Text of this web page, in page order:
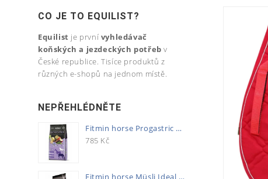
CO JE TO EQUILIST?
Equilist je první vyhledávač
koňských a jezdeckých potřeb v
České republice. Tisíce produktů z
různých e-shopů na jednom místě.
NEPŘEHLÉDNĚTE
Fitmin horse Progastric 20kg
785 Kč
Fitmin horse Müsli Ideal 20kg